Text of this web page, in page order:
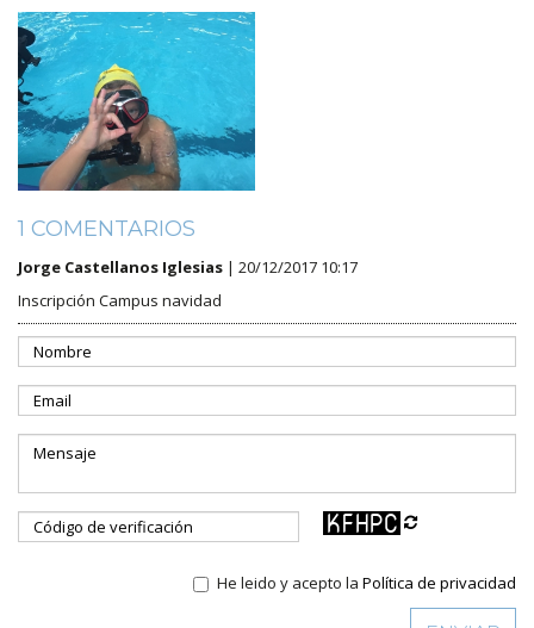
1 COMENTARIOS
Jorge Castellanos Iglesias | 20/12/2017 10:17
Inscripción Campus navidad
He leido y acepto la Política de privacidad